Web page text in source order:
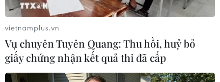
vietnamplus.vn
Vụ chuyên Tuyên Quang: Thu hồi, huỷ bỏ
giấy chứng nhận kết quả thi đã cấp